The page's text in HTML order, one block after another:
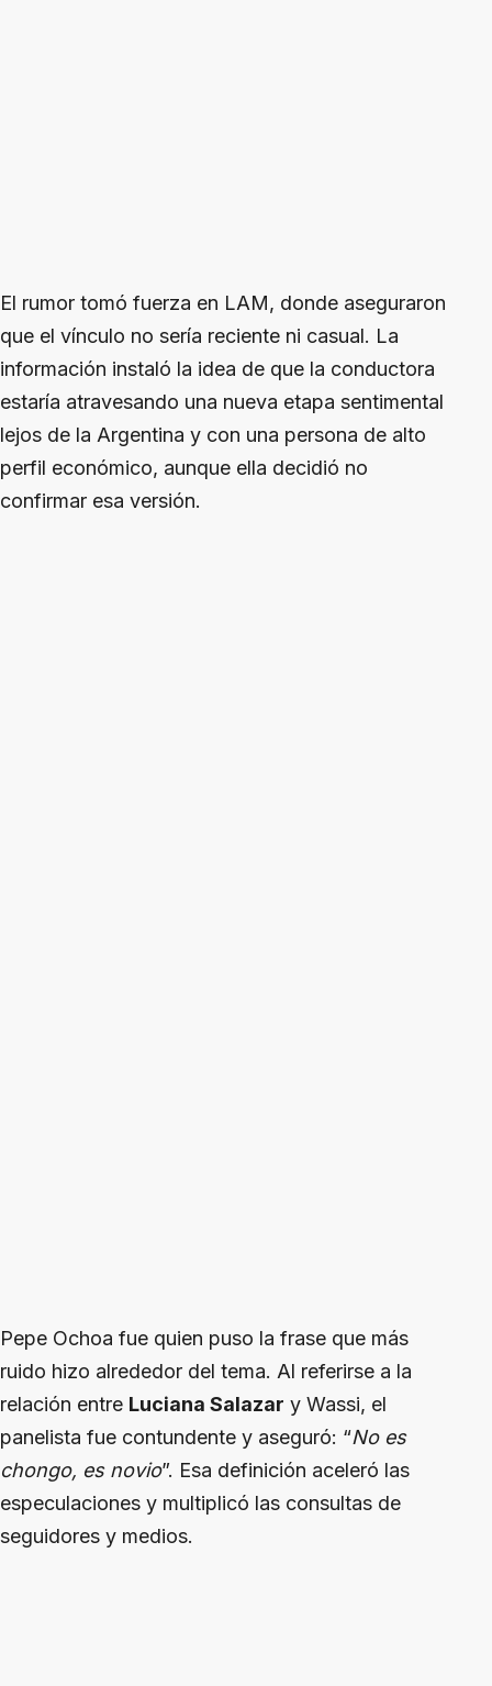
El rumor tomó fuerza en LAM, donde aseguraron
que el vínculo no sería reciente ni casual. La
información instaló la idea de que la conductora
estaría atravesando una nueva etapa sentimental
lejos de la Argentina y con una persona de alto
perfil económico, aunque ella decidió no
confirmar esa versión.
Pepe Ochoa fue quien puso la frase que más
ruido hizo alrededor del tema. Al referirse a la
relación entre Luciana Salazar y Wassi, el
panelista fue contundente y aseguró: “No es
chongo, es novio”. Esa definición aceleró las
especulaciones y multiplicó las consultas de
seguidores y medios.